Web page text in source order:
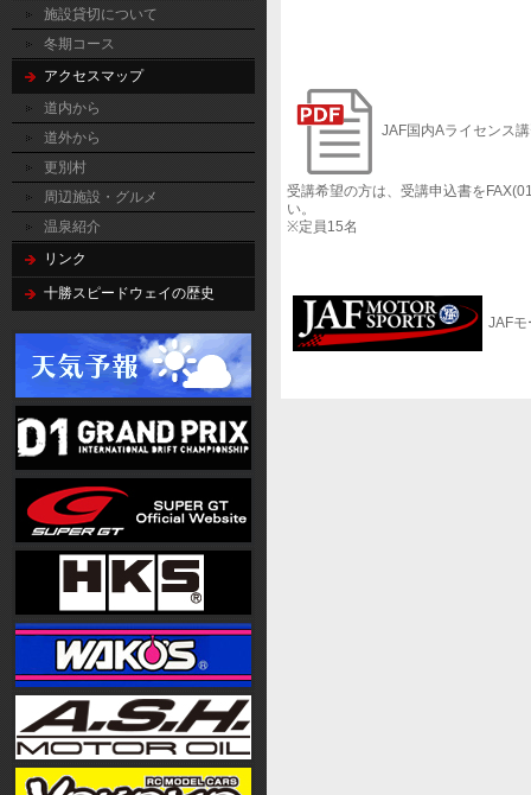
施設貸切について
冬期コース
アクセスマップ
道内から
道外から
更別村
周辺施設・グルメ
温泉紹介
リンク
十勝スピードウェイの歴史
JAF国内Aライセンス
受講希望の方は、受講申込書を
い。
※定員15名
JAFモ